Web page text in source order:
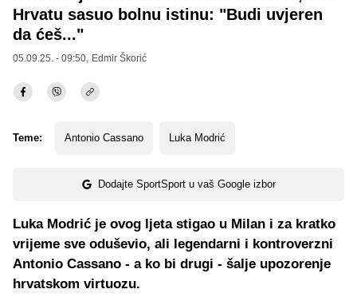
Hrvatu sasuo bolnu istinu: "Budi uvjeren
da ćeš..."
05.09.25. - 09:50, Edmir Škorić
Teme: Antonio Cassano Luka Modrić
Dodajte SportSport u vaš Google izbor
Luka Modrić je ovog ljeta stigao u Milan i za kratko
vrijeme sve oduševio, ali legendarni i kontroverzni
Antonio Cassano - a ko bi drugi - šalje upozorenje
hrvatskom virtuozu.